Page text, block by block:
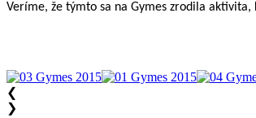
Veríme, že týmto sa na Gymes zrodila
❮
❯